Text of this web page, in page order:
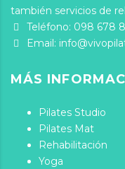
también servicios de
Teléfono: 098 678
Email:
MÁS
Pilates Studio
Pilates Mat
Rehabilitación
Yoga